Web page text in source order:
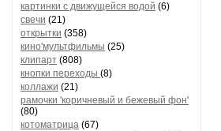
картинки с движущейся водой (6)
свечи (21)
открытки (358)
кино'мультфильмы (25)
клипарт (808)
кнопки переходы (8)
коллажи (21)
рамочки 'коричневый и бежевый фон'
(80)
котоматрица (67)